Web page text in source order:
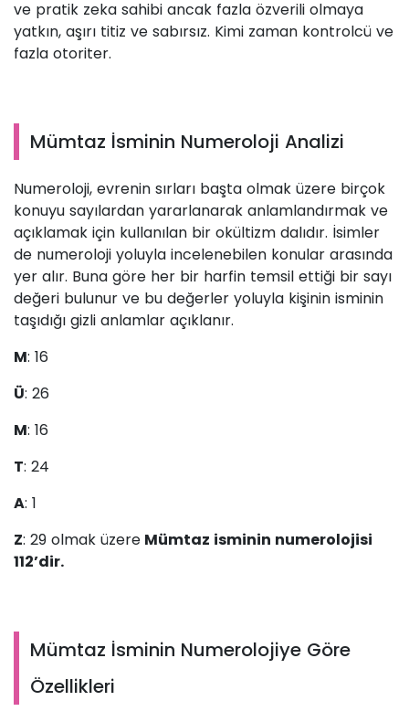
ve pratik zeka sahibi ancak fazla özverili olmaya
yatkın, aşırı titiz ve sabırsız. Kimi zaman kontrolcü ve
fazla otoriter.
Mümtaz İsminin Numeroloji Analizi
Numeroloji, evrenin sırları başta olmak üzere birçok
konuyu sayılardan yararlanarak anlamlandırmak ve
açıklamak için kullanılan bir okültizm dalıdır. İsimler
de numeroloji yoluyla incelenebilen konular arasında
yer alır. Buna göre her bir harfin temsil ettiği bir sayı
değeri bulunur ve bu değerler yoluyla kişinin isminin
taşıdığı gizli anlamlar açıklanır.
M: 16
Ü: 26
M: 16
T: 24
A: 1
Z: 29 olmak üzere Mümtaz isminin numerolojisi
112’dir.
Mümtaz İsminin Numerolojiye Göre
Özellikleri